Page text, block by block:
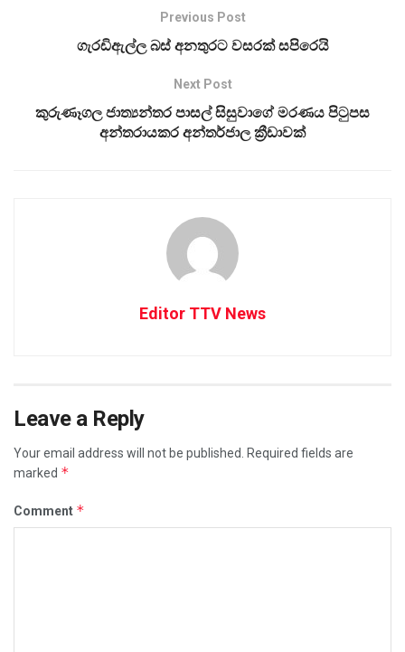
Previous Post
ගැරඩිඇල්ල බස් අනතුරට වසරක් සපිරෙයි
Next Post
කුරුණෑගල ජාත්‍යන්තර පාසල් සිසුවාගේ මරණය පිටුපස
අන්තරායකර අන්තර්ජාල ක්‍රීඩාවක්
Editor TTV News
Leave a Reply
Your email address will not be published.
Required fields are
marked *
Comment *